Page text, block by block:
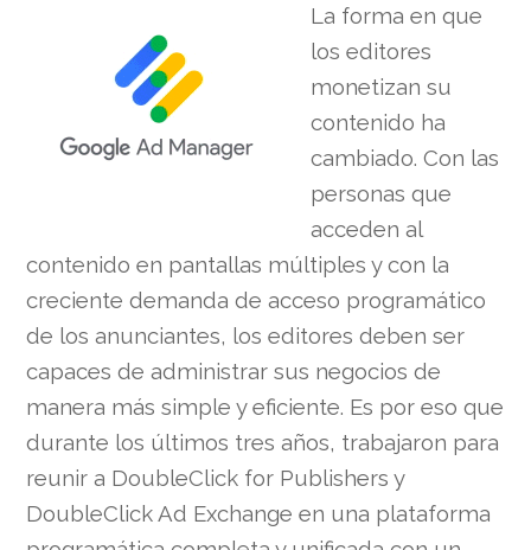
La forma en que
los editores
monetizan su
contenido ha
cambiado. Con las
personas que
acceden al
contenido en pantallas múltiples y con la
creciente demanda de acceso programático
de los anunciantes, los editores deben ser
capaces de administrar sus negocios de
manera más simple y eficiente. Es por eso que
durante los últimos tres años, trabajaron para
reunir a DoubleClick for Publishers y
DoubleClick Ad Exchange en una plataforma